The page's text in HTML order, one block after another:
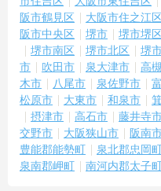
阪市鶴見区
大阪市住之江
阪市中央区
堺市 堺市堺
堺市南区
堺市北区 堺
市
吹田市 泉大津市 高
木市
八尾市 泉佐野市
松原市
大東市 和泉市
摂津市
高石市 藤井寺
交野市
大阪狭山市 阪南
豊能郡能勢町
泉北郡忠岡
泉南郡岬町
南河内郡太子